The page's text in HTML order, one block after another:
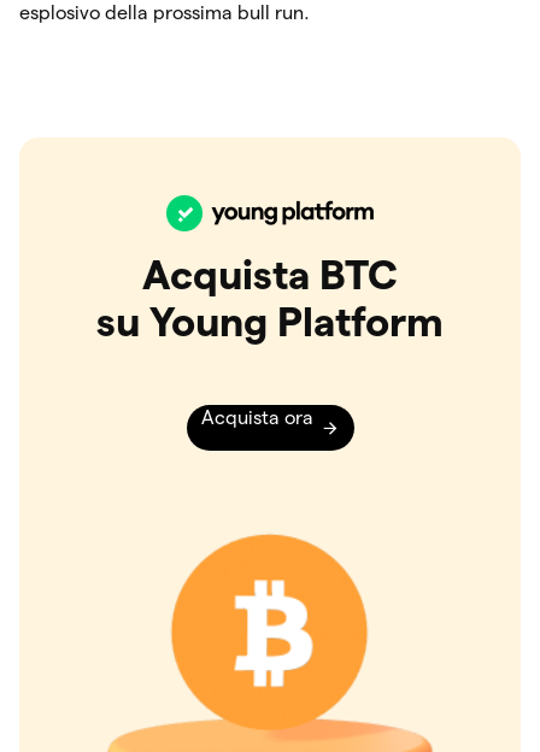
esplosivo della prossima bull run.
Acquista BTC
su Young Platform
Acquista ora